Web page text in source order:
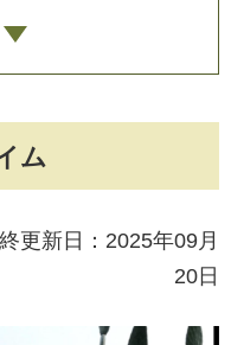
ム
更新日：2025年09月
20日